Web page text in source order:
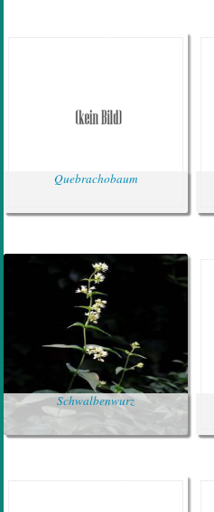
Quebrachobaum
Schwalbenwurz